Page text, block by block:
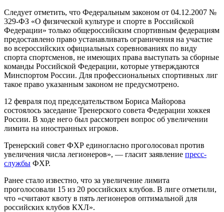
Следует отметить, что Федеральным законом от 04.12.2007 №
329-ФЗ «О физической культуре и спорте в Российской
Федерации» только общероссийским спортивным федерациям
предоставлено право устанавливать ограничения на участие
во всероссийских официальных соревнованиях по виду
спорта спортсменов, не имеющих права выступать за сборные
команды Российской Федерации, которые утверждаются
Минспортом России. Для профессиональных спортивных лиг
такое право указанным законом не предусмотрено.
12 февраля под председательством Бориса Майорова
состоялось заседание Тренерского совета Федерации хоккея
России. В ходе него был рассмотрен вопрос об увеличении
лимита на иностранных игроков.
Тренерский совет ФХР единогласно проголосовал против
увеличения числа легионеров», — гласит заявление пресс-
службы ФХР.
Ранее стало известно, что за увеличение лимита
проголосовали 15 из 20 российских клубов. В лиге отметили,
что «считают квоту в пять легионеров оптимальной для
российских клубов КХЛ».